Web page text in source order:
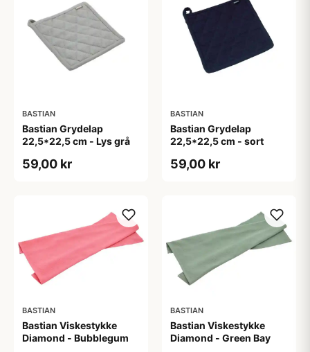
BASTIAN
Bastian Grydelap
22,5*22,5 cm - Lys grå
59,00 kr
BASTIAN
Bastian Grydelap
22,5*22,5 cm - sort
59,00 kr
BASTIAN
Bastian Viskestykke
Diamond - Bubblegum
BASTIAN
Bastian Viskestykke
Diamond - Green Bay